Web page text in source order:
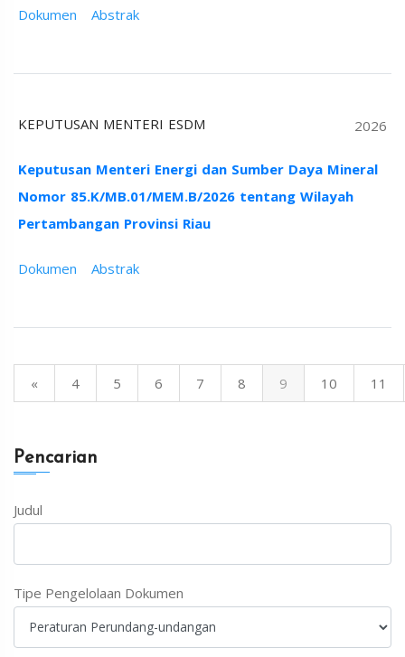
Dokumen Abstrak
KEPUTUSAN MENTERI ESDM 2026
Keputusan Menteri Energi dan Sumber Daya Mineral
Nomor 85.K/MB.01/MEM.B/2026 tentang Wilayah
Pertambangan Provinsi Riau
Dokumen Abstrak
« 4 5 6 7 8 9 10 11
Pencarian
Judul
Tipe Pengelolaan Dokumen